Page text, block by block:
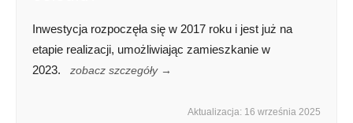
Inwestycja rozpoczęła się w 2017 roku i jest już na
etapie realizacji, umożliwiając zamieszkanie w
2023.
zobacz szczegóły →
Aktualizacja: 16 września 2025